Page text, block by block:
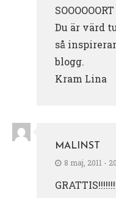
Du är värd
så
blogg.
Kram Lina
MALINST
8 maj, 2011 -